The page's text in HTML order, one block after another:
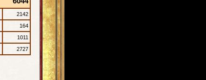
2142
164
1011
2727